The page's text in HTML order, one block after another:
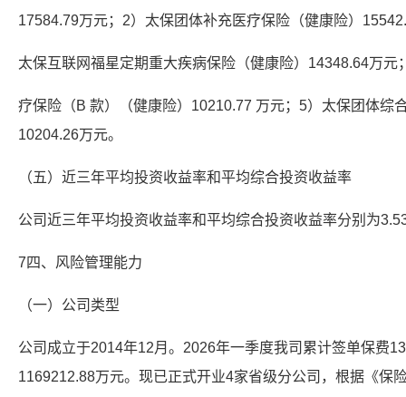
17584.79万元；2）太保团体补充医疗保险（健康险）
太保互联网福星定期重大疾病保险（健康险）14348.64万元
疗保险（B 款）（健康险）10210.77 万元；5）太保团体综
10204.26万元。
（五）近三年平均投资收益率和平均综合投资收益率
公司近三年平均投资收益率和平均综合投资收益率分别为
7四、风险管理能力
（一）公司类型
公司成立于2014年12月。2026年一季度我司累计签单保费
1169212.88万元。现已正式开业4家省级分公司，根据《保